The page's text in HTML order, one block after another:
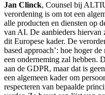
Jan Clinck, Counsel bij
verordening is om tot een
alle producten en diensten op
van AI. De aanbieders hiervan
dit Europese kader. De
based approach’: hoe hoger
een onderneming zal hebben.
aan de GDPR, maar dat is
een algemeen kader om
respecteren van bepaalde